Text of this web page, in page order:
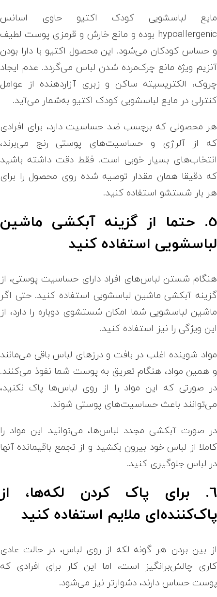
مایع لباسشویی کودک اکتیو حاوی اسانس
hypoallergenic بوده و مانع خارش و قرمزی پوست لطیف
و حساس کودکان می‌شود. این محصول اکتیو با دارا بودن
آنزیم ویژه مانع چرک‌مرده شدن لباس می‌گردد. عدم ایجاد
چروک، الکتریسیته ساکن و زبری آزاردهنده از عوامل
کنترلی در مایع لباسشویی کودک اکتیو به‌شمار می‌آید.
هر محصولی که برچسب ضد حساسیت دارد، برای افرادی
که از آلرژی و حساسیت‌های پوستی رنج می‌برند،
انتخاب‌های بسیار خوبی است. فقط دقت داشته باشید
که دقیقا همان مقدار توصیه شده روی محصول را برای
هر بار شستشو استفاده کنید.
5. حتما از گزینه آبکشی ماشین
لباسشویی استفاده کنید
هنگام شستن لباس‌های افراد دارای حساسیت پوستی، از
گزینه آبکشی ماشین لباسشویی استفاده کنید. حتی اگر
ماشین لباسشویی شما امکان شستشوی دوباره را دارد، از
این ویژگی را نیز استفاده کنید.
مواد شوینده اغلب در بافت و درزهای لباس باقی می‌مانند
و همین مواد، هنگام تعریق به پوست شما نفوذ می‌کنند.
در صورتی که این مواد را از روی لباس‌ها پاک نکنید،
می‌توانند باعث حساسیت‌های پوستی شوند.
در صورت آبکشی مجدد لباس‌ها، می‌توانید این مواد را
کاملا از لباس خود بیرون بکشید و از تجمع باقیمانده آنها
در لباس جلوگیری کنید.
6. برای پاک کردن لکه‌ها، از
پاک‌کننده‌ای ملایم استفاده کنید
از بین بردن هر گونه لکه از روی لباس، در حالت عادی
کاری چالش‌برانگیز است، اما این کار برای افرادی که
پوست حساس دارند، دشوارتر نیز می‌شود.